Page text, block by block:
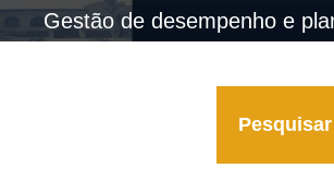
Gestão de desempenho e